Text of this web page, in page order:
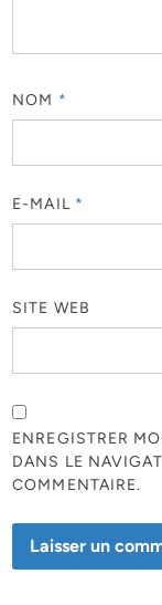
NOM *
E-MAIL *
SITE WEB
ENREGISTRER
DANS LE
COMMENTAIRE.